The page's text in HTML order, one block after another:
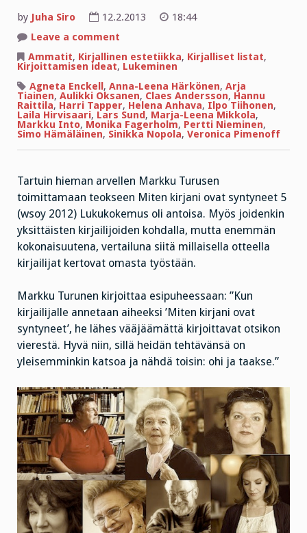
by Juha Siro 12.2.2013
18:44
Leave a comment
Miten
kirjani
syntyneet
5
Ammatit, Kirjallinen estetiikka, Kirjalliset listat,
Kirjoittamisen ideat, Lukeminen
Agneta Enckell, Anna-Leena Härkönen, Arja
Tiainen, Aulikki Oksanen, Claes Andersson, Hannu
Raittila, Harri Tapper, Helena Anhava, Ilpo Tiihonen,
Laila Hirvisaari, Lars Sund, Marja-Leena Mikkola,
Markku Into, Monika Fagerholm, Pertti Nieminen,
Simo Hämäläinen, Sinikka Nopola, Veronica Pimenoff
Tartuin hieman arvellen Markku Turusen
toimittamaan teokseen Miten kirjani ovat syntyneet 5
(wsoy 2012) Lukukokemus oli antoisa. Myös joidenkin
yksittäisten kirjailijoiden kohdalla, mutta enemmän
kokonaisuutena, vertailuna siitä millaisella otteella
kirjailijat kertovat omasta työstään.
Markku Turunen kirjoittaa esipuheessaan: ”Kun
kirjailijalle annetaan aiheeksi ’Miten kirjani ovat
syntyneet’, he lähes vääjäämättä kirjoittavat otsikon
vierestä. Hyvä niin, sillä heidän tehtävänsä on
yleisemminkin katsoa ja nähdä toisin: ohi ja taakse.”